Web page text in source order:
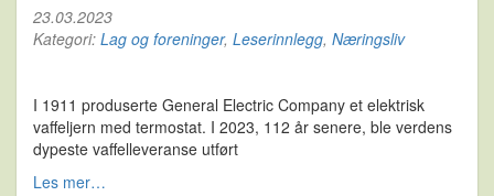
23.03.2023
Kategori: Lag og foreninger, Leserinnlegg, Næringsliv
I 1911 produserte General Electric Company et elektrisk
vaffeljern med termostat. I 2023, 112 år senere, ble verdens
dypeste vaffelleveranse utført
Les mer…